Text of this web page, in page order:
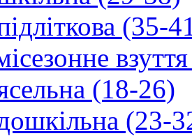
(35-
(18-26)
(23-